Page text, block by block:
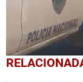
0
seconds